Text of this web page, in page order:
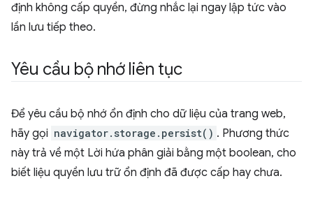
định không cấp quyền, đừng nhắc lại ngay lập tức vào
lần lưu tiếp theo.
Yêu cầu bộ nhớ liên tục
Để yêu cầu bộ nhớ ổn định cho dữ liệu của trang web,
hãy gọi navigator.storage.persist() . Phương thức
này trả về một Lời hứa phân giải bằng một boolean, cho
biết liệu quyền lưu trữ ổn định đã được cấp hay chưa.